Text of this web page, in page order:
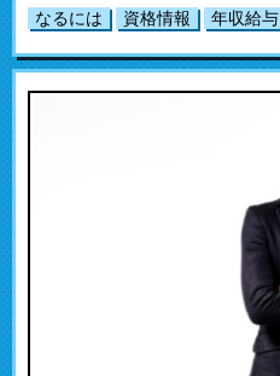
なるには 資格情報 年収給与